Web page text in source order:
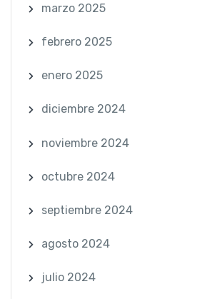
marzo 2025
febrero 2025
enero 2025
diciembre 2024
noviembre 2024
octubre 2024
septiembre 2024
agosto 2024
julio 2024